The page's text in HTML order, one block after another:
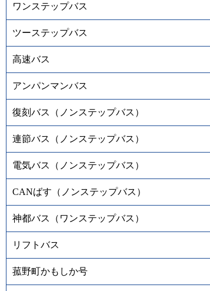
ワンステップバス
ツーステップバス
高速バス
アンパンマンバス
復刻バス（ノンステップバス）
連節バス（ノンステップバス）
電気バス（ノンステップバス）
CANばす（ノンステップバス）
神都バス（ワンステップバス）
リフトバス
菰野町かもしか号